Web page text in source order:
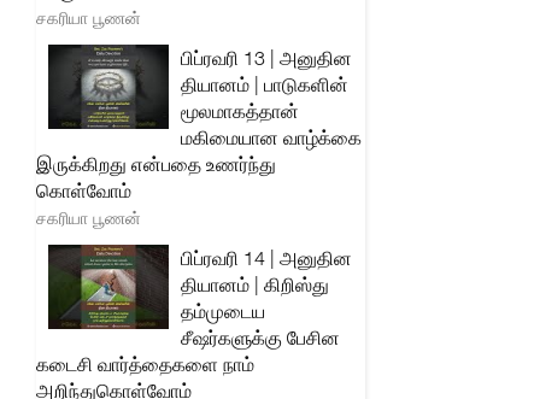
சகரியா பூணன்
பிப்ரவரி 13 | அனுதின
தியானம் | பாடுகளின்
மூலமாகத்தான்
மகிமையான வாழ்க்கை
இருக்கிறது என்பதை உணர்ந்து
கொள்வோம்
சகரியா பூணன்
பிப்ரவரி 14 | அனுதின
தியானம் | கிறிஸ்து
தம்முடைய
சீஷர்களுக்கு பேசின
கடைசி வார்த்தைகளை நாம்
அறிந்துகொள்வோம்